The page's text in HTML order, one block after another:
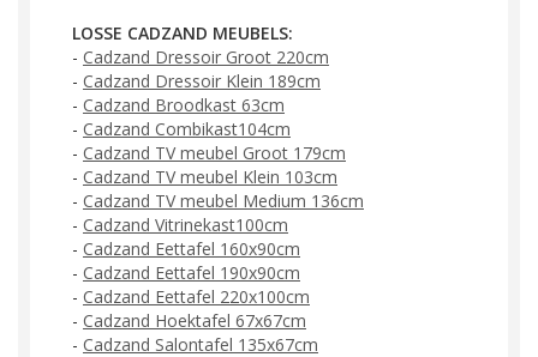
LOSSE CADZAND MEUBELS:
- Cadzand Dressoir Groot 220cm
- Cadzand Dressoir Klein 189cm
- Cadzand Broodkast 63cm
- Cadzand Combikast104cm
- Cadzand TV meubel Groot 179cm
- Cadzand TV meubel Klein 103cm
- Cadzand TV meubel Medium 136cm
- Cadzand Vitrinekast100cm
- Cadzand Eettafel 160x90cm
- Cadzand Eettafel 190x90cm
- Cadzand Eettafel 220x100cm
- Cadzand Hoektafel 67x67cm
- Cadzand Salontafel 135x67cm